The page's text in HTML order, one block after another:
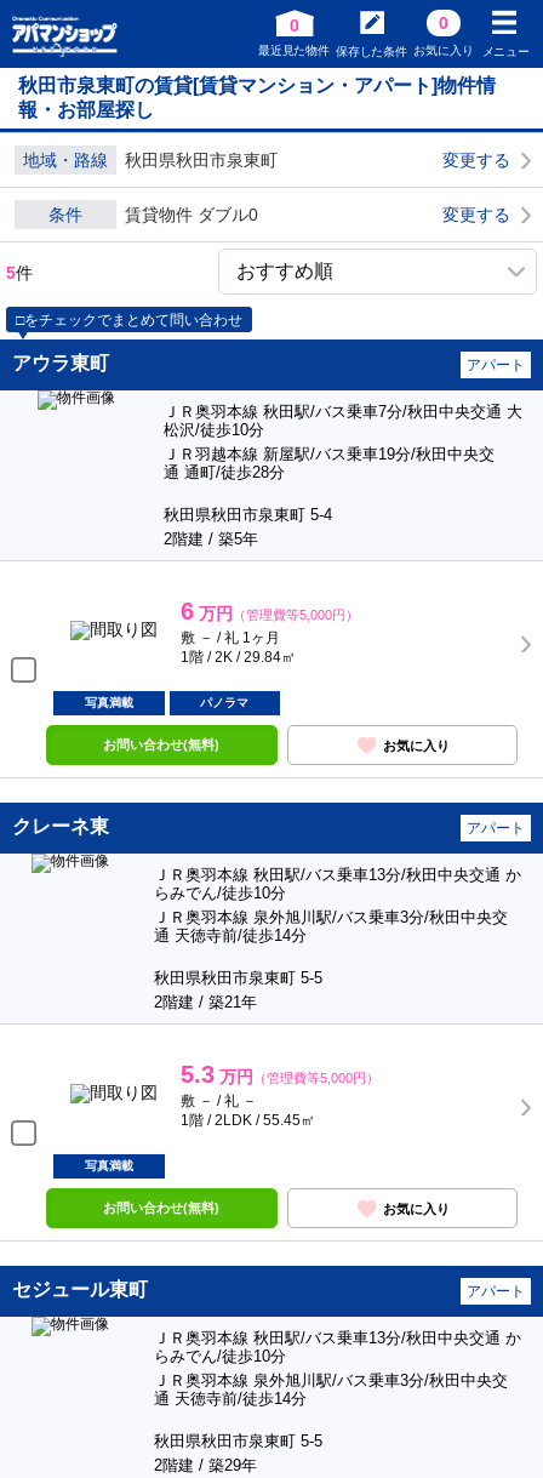
0
最近見た物件 保存した条件
0
お気に入り メニュー
秋田市泉東町の賃貸[賃貸マンション・アパート]物件情
報・お部屋探し
地域・路線 秋田県秋田市泉東町 変更する
条件 賃貸物件 ダブル0 変更する
5件
□をチェックでまとめて問い合わせ
アウラ東町 アパート
ＪＲ奥羽本線 秋田駅/バス乗車7分/秋田中央交通 大
松沢/徒歩10分
ＪＲ羽越本線 新屋駅/バス乗車19分/秋田中央交
通 通町/徒歩28分
秋田県秋田市泉東町 5-4
2階建 / 築5年
6 万円 （管理費等5,000円）
敷 － / 礼 1ヶ月
1階 / 2K / 29.84㎡
写真満載 パノラマ
お問い合わせ(無料) お気に入り
クレーネ東 アパート
ＪＲ奥羽本線 秋田駅/バス乗車13分/秋田中央交通 か
らみでん/徒歩10分
ＪＲ奥羽本線 泉外旭川駅/バス乗車3分/秋田中央交
通 天徳寺前/徒歩14分
秋田県秋田市泉東町 5-5
2階建 / 築21年
5.3 万円 （管理費等5,000円）
敷 － / 礼 －
1階 / 2LDK / 55.45㎡
写真満載
お問い合わせ(無料) お気に入り
セジュール東町 アパート
ＪＲ奥羽本線 秋田駅/バス乗車13分/秋田中央交通 か
らみでん/徒歩10分
ＪＲ奥羽本線 泉外旭川駅/バス乗車3分/秋田中央交
通 天徳寺前/徒歩14分
秋田県秋田市泉東町 5-5
2階建 / 築29年